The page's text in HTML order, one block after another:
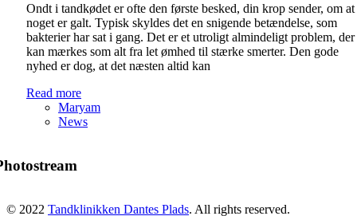
Ondt i tandkødet er ofte den første besked, din krop sender, om at
noget er galt. Typisk skyldes det en snigende betændelse, som
bakterier har sat i gang. Det er et utroligt almindeligt problem, der
kan mærkes som alt fra let ømhed til stærke smerter. Den gode
nyhed er dog, at det næsten altid kan
Read more
Maryam
News
© 2022 Tandklinikken Dantes Plads. All rights reserved.